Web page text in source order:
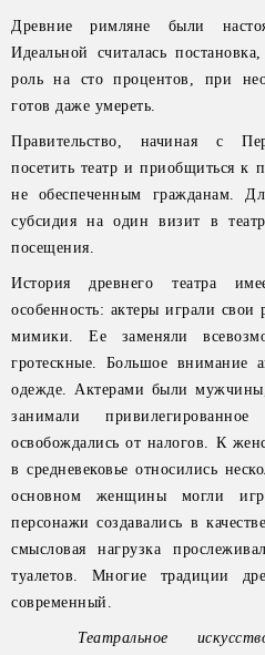
Древние римляне были
Идеальной считалась
роль на сто процентов, при
готов даже умереть.
Правительство, начиная с
посетить театр и приобщиться к
не обеспеченным гражданам.
субсидия на один визит в
посещения.
История древнего театра
особенность: актеры играли
мимики. Ее заменяли
гротескные. Большое внимание
одежде. Актерами были
занимали
освобождались от налогов. К
в средневековье относились
основном женщины могли
персонажи создавались в
смысловая нагрузка
туалетов. Многие традиции
современный.
Театральное